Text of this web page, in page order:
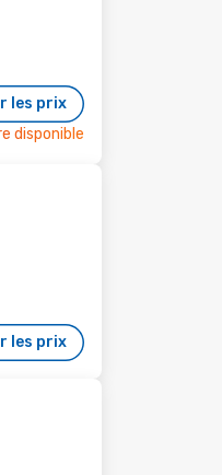
les prix
disponible
les prix